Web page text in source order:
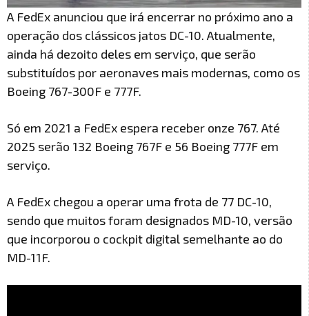
A FedEx anunciou que irá encerrar no próximo ano a
operação dos clássicos jatos DC-10. Atualmente,
ainda há dezoito deles em serviço, que serão
substituídos por aeronaves mais modernas, como os
Boeing 767-300F e 777F.
Só em 2021 a FedEx espera receber onze 767. Até
2025 serão 132 Boeing 767F e 56 Boeing 777F em
serviço.
A FedEx chegou a operar uma frota de 77 DC-10,
sendo que muitos foram designados MD-10, versão
que incorporou o cockpit digital semelhante ao do
MD-11F.